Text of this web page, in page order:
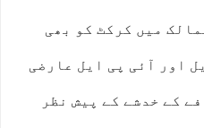
میں کرکٹ کو بھی
اور آئی پی ایل عارضی
کے خدشے کے پیش نظر